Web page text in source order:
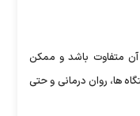
آن متفاوت باشد و ممکن
ها، روان درمانی و حتی